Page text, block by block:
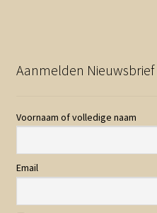
Aanmelden Nieuwsbrief
Voornaam of volledige naam
Email